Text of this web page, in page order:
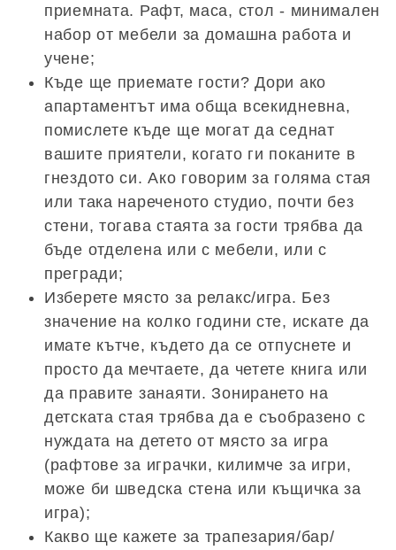
приемната. Рафт, маса, стол - минимален
набор от мебели за домашна работа и
учене;
Къде ще приемате гости? Дори ако
апартаментът има обща всекидневна,
помислете къде ще могат да седнат
вашите приятели, когато ги поканите в
гнездото си. Ако говорим за голяма стая
или така нареченото студио, почти без
стени, тогава стаята за гости трябва да
бъде отделена или с мебели, или с
прегради;
Изберете място за релакс/игра. Без
значение на колко години сте, искате да
имате кътче, където да се отпуснете и
просто да мечтаете, да четете книга или
да правите занаяти. Зонирането на
детската стая трябва да е съобразено с
нуждата на детето от място за игра
(рафтове за играчки, килимче за игри,
може би шведска стена или къщичка за
игра);
Какво ще кажете за трапезария/бар/